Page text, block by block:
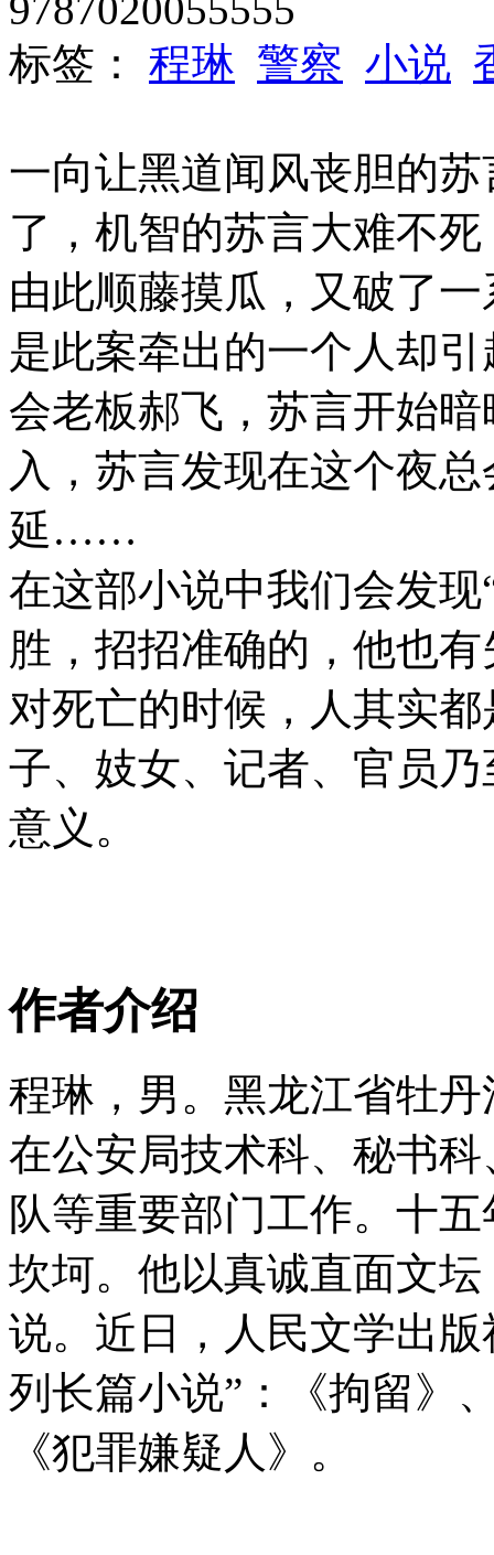
标签： 程琳 警察 小说
一向让黑道闻风丧胆的
了，机智的苏言大难不
由此顺藤摸瓜，又破了
是此案牵出的一个人却
会老板郝飞，苏言开始
入，苏言发现在这个夜
延……
在这部小说中我们会发
胜，招招准确的，他也
对死亡的时候，人其实
子、妓女、记者、官员
意义。
作者介绍
程琳，男。黑龙江省牡
在公安局技术科、秘书
队等重要部门工作。十
坎坷。他以真诚直面文
说。近日，人民文学出
列长篇小说”：《拘留》
《犯罪嫌疑人》。